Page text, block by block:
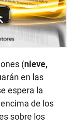
(nieve,
en las
espera la
de los
sobre los